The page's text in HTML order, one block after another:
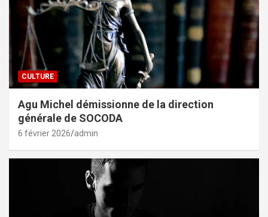
CULTURE
Agu Michel démissionne de la direction
générale de SOCODA
6 février 2026 admin